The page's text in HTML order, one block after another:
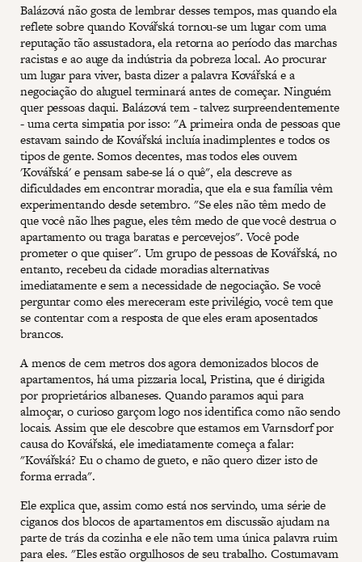
Balázová não gosta de lembrar desses tempos, mas quando ela
reflete sobre quando Kovářská tornou-se um lugar com uma
reputação tão assustadora, ela retorna ao período das marchas
racistas e ao auge da indústria da pobreza local. Ao procurar
um lugar para viver, basta dizer a palavra Kovářská e a
negociação do aluguel terminará antes de começar. Ninguém
quer pessoas daqui. Balázová tem - talvez surpreendentemente
- uma certa simpatia por isso: "A primeira onda de pessoas que
estavam saindo de Kovářská incluía inadimplentes e todos os
tipos de gente. Somos decentes, mas todos eles ouvem
'Kovářská' e pensam sabe-se lá o quê", ela descreve as
dificuldades em encontrar moradia, que ela e sua família vêm
experimentando desde setembro. "Se eles não têm medo de
que você não lhes pague, eles têm medo de que você destrua o
apartamento ou traga baratas e percevejos". Você pode
prometer o que quiser". Um grupo de pessoas de Kovářská, no
entanto, recebeu da cidade moradias alternativas
imediatamente e sem a necessidade de negociação. Se você
perguntar como eles mereceram este privilégio, você tem que
se contentar com a resposta de que eles eram aposentados
brancos.
A menos de cem metros dos agora demonizados blocos de
apartamentos, há uma pizzaria local, Pristina, que é dirigida
por proprietários albaneses. Quando paramos aqui para
almoçar, o curioso garçom logo nos identifica como não sendo
locais. Assim que ele descobre que estamos em Varnsdorf por
causa do Kovářská, ele imediatamente começa a falar:
"Kovářská? Eu o chamo de gueto, e não quero dizer isto de
forma errada".
Ele explica que, assim como está nos servindo, uma série de
ciganos dos blocos de apartamentos em discussão ajudam na
parte de trás da cozinha e ele não tem uma única palavra ruim
para eles. "Eles estão orgulhosos de seu trabalho. Costumavam